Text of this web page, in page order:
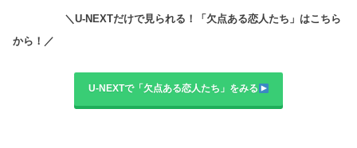
＼U-NEXTだけで見られる！「欠点ある恋人たち」はこちら
から！／
U-NEXTで「欠点ある恋人たち」をみる